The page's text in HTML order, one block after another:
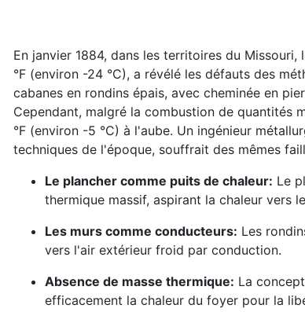
Un chauffe-eau enterré a réduit sa
En janvier 1884, dans les territoires du
°F (environ -24 °C), a révélé les défauts des
cabanes en rondins épais, avec cheminée en
Cependant, malgré la combustion de quantités
°F (environ -5 °C) à l'aube. Un ingénieur
techniques de l'époque, souffrait des mêmes
Le plancher comme puits de chaleur: Le
thermique massif, aspirant la chaleur vers
Les murs comme conducteurs: Les
vers l'air extérieur froid par conduction.
Absence de masse thermique: La
efficacement la chaleur du foyer pour la